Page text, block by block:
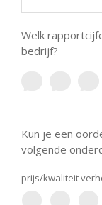
Welk
bedrijf?
Kun je een
volgende
prijs/kwaliteit